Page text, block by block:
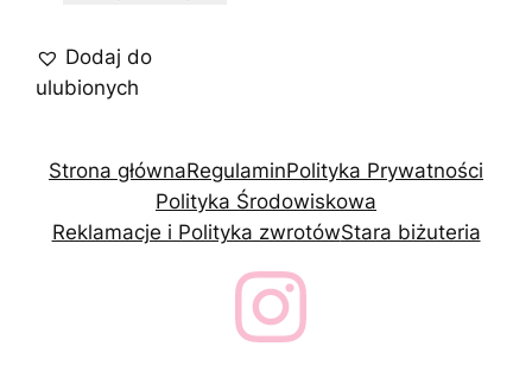
Dodaj do
ulubionych
Strona głównaRegulaminPolityka Prywatności
Polityka Środowiskowa
Reklamacje i Polityka zwrotówStara biżuteria